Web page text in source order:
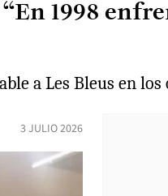
1998
a Les Bleus en los
3 JULIO 2026